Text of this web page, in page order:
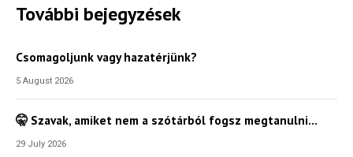
További bejegyzések
Csomagoljunk vagy hazatérjünk?
5 August 2026
🤫 Szavak, amiket nem a szótárból fogsz megtanulni…
29 July 2026